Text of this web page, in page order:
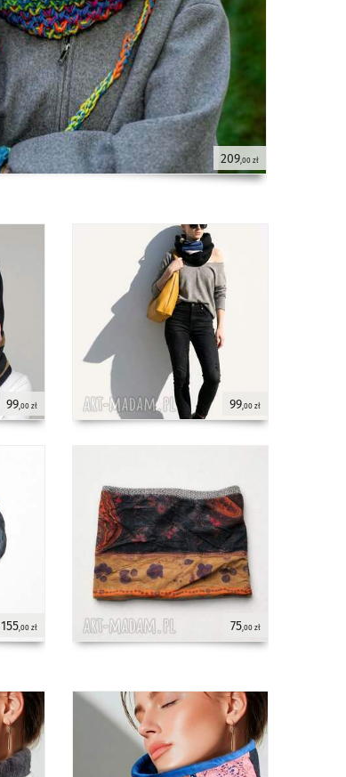
209,00 zł
99,00 zł 99,00 zł
155,00 zł 75,00 zł